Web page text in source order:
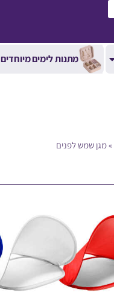
מתנות לימים מיוחדים
»מגן שמש לפנים